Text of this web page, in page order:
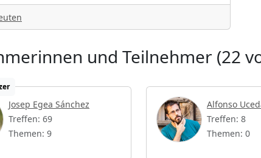
und Teilnehmer (22
Josep Egea Sánchez
Treffen: 69
Themen: 9
Alfonso
Treffen: 8
Themen: 0